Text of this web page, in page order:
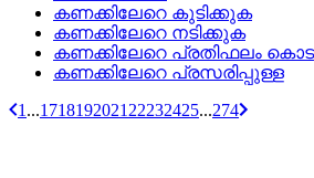
കണക്കിലേറെ കുടിക്കുക
കണക്കിലേറെ നടിക്കുക
കണക്കിലേറെ പ്രതിഫലം
കണക്കിലേറെ പ്രസരിപ്പുള്ള
1 ...1718192021 22232425...274